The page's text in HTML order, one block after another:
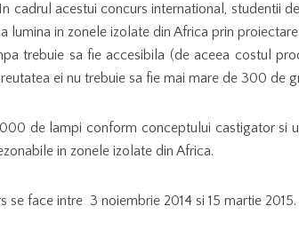
cadrul acestui concurs international, studentii
lumina in zonele izolate din Africa prin
trebuie sa fie accesibila (de aceea costul
ei nu trebuie sa fie mai mare de 300 de
de lampi conform conceptului castigator si
in zonele izolate din Africa.
se face intre 3 noiembrie 2014 si 15 martie 2015.